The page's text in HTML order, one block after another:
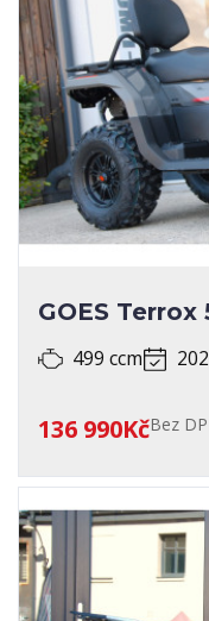
SERVISNÍ KNIHA
SPECIALIZOVANÉ
STAV
STK
TECHNICKÝ
GOES Terrox
499 ccm
136 990KčBez